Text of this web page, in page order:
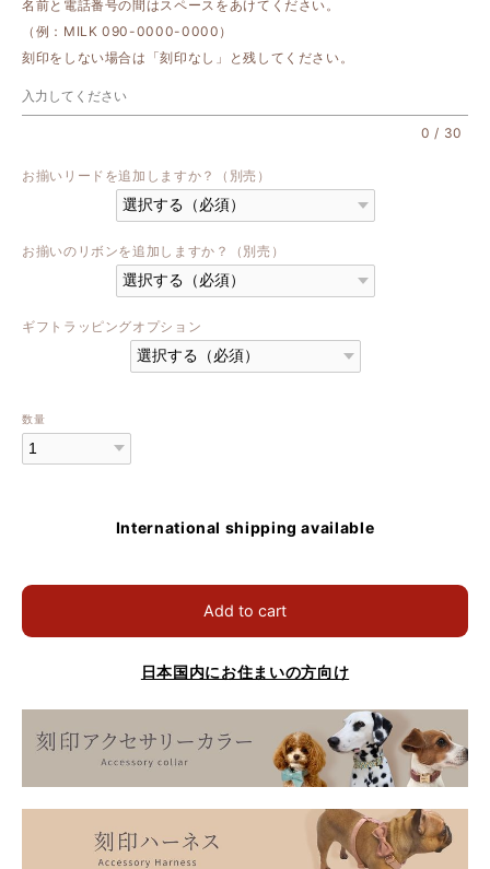
名前と電話番号の間はスペースをあけてください。
（例：MILK 090-0000-0000）
刻印をしない場合は「刻印なし」と残してください。
0 / 30
お揃いリードを追加しますか？（別売）
お揃いのリボンを追加しますか？（別売）
ギフトラッピングオプション
数量
International shipping available
Add to cart
日本国内にお住まいの方向け